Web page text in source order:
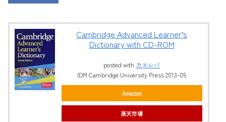
Cambridge Advanced Learner’s
Dictionary with CD-ROM
posted with カエレバ
IDM Cambridge University Press 2013-05
Amazon
楽天市場